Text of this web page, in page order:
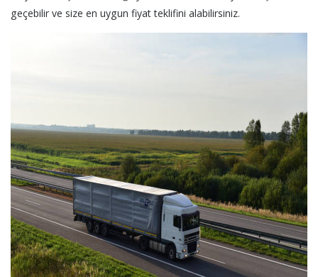
geçebilir ve size en uygun fiyat teklifini alabilirsiniz.